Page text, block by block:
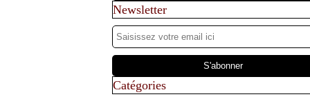
Newsletter
Catégories